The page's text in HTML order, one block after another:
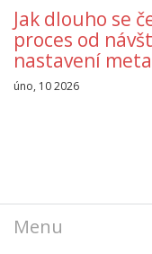
Jak dlouho se
proces od
nastavení
úno, 10 2026
Menu